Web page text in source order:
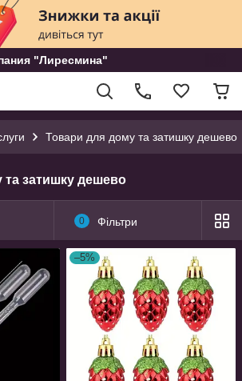
"Лиресмина"
Товари для дому та затишку дешево
затишку дешево
0 Фільтри
–5%